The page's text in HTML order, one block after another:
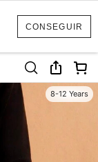
CONSEGUIR
8-12 Years